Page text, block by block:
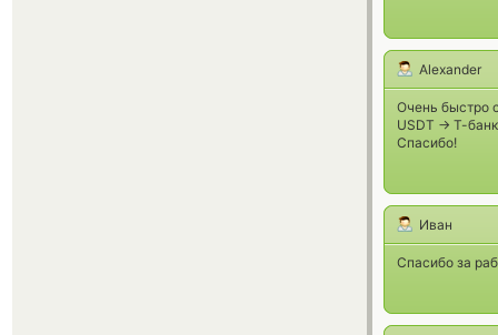
Alexander
Очень быстро
USDT -> Т-банк
Спасибо!
Иван
Спасибо за